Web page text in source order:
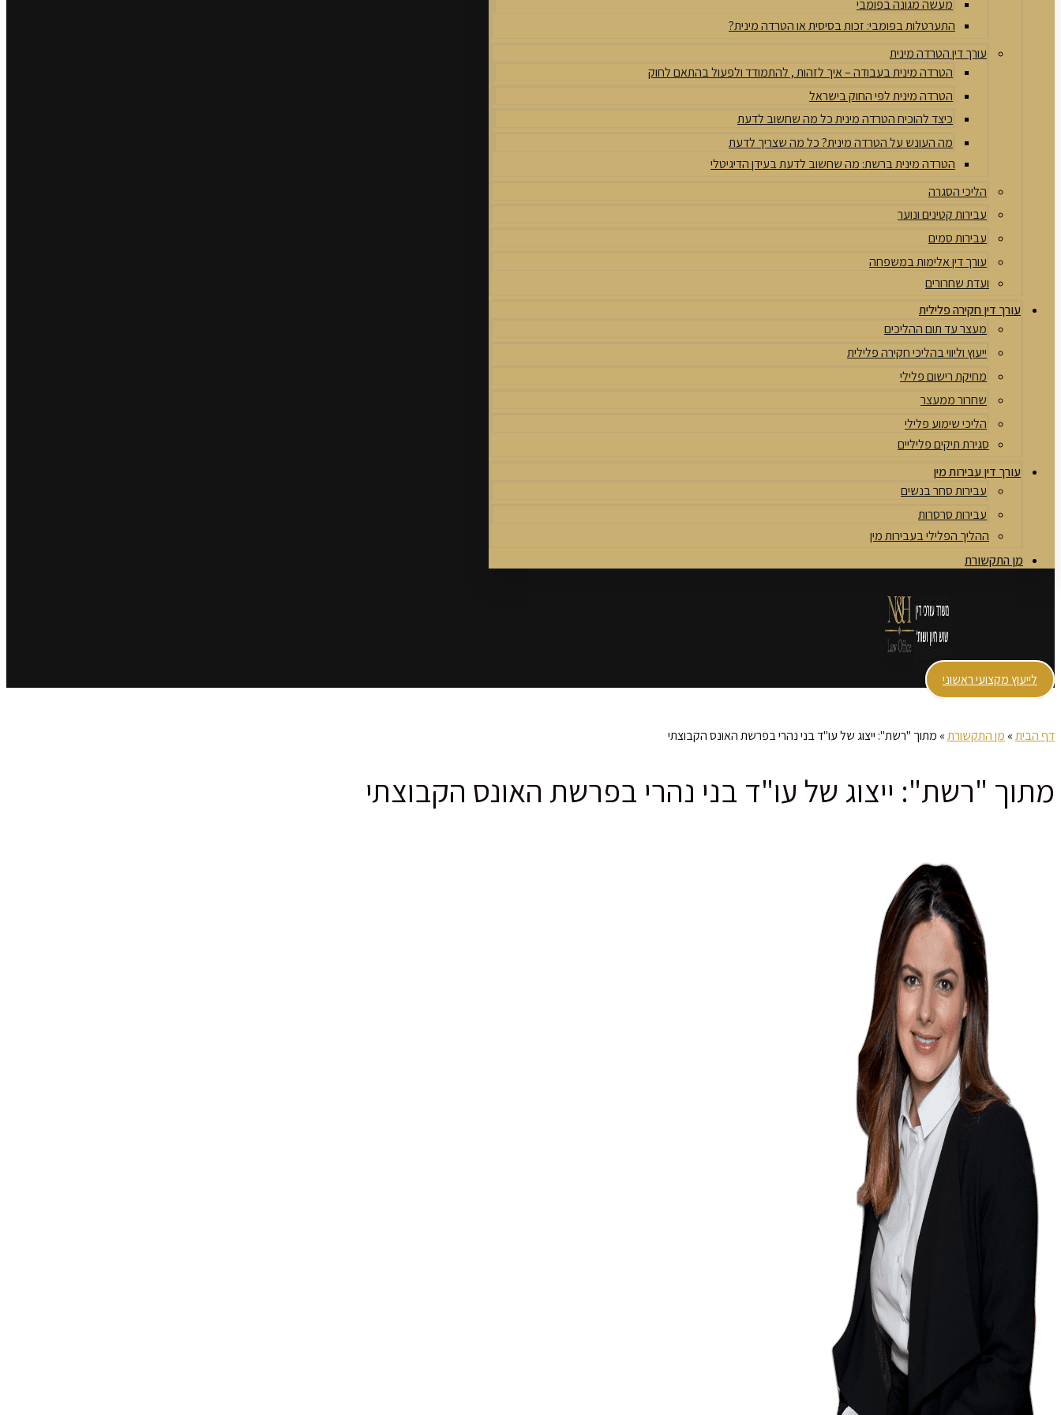
מעשה מגונה בפומבי
התערטלות בפומבי: זכות בסיסית או הטרדה מינית?
עורך דין הטרדה מינית
הטרדה מינית בעבודה – איך לזהות , להתמודד ולפעול בהתאם לחוק
הטרדה מינית לפי החוק בישראל
כיצד להוכיח הטרדה מינית כל מה שחשוב לדעת
מה העונש על הטרדה מינית? כל מה שצריך לדעת
הטרדה מינית ברשת: מה שחשוב לדעת בעידן הדיגיטלי
הליכי הסגרה
עבירות קטינים ונוער
עבירות סמים
עורך דין אלימות במשפחה
ועדת שחרורים
עורך דין חקירה פלילית
מעצר עד תום ההליכים
ייעוץ וליווי בהליכי חקירה פלילית
מחיקת רישום פלילי
שחרור ממעצר
הליכי שימוע פלילי
סגירת תיקים פליליים
עורך דין עבירות מין
עבירות סחר בנשים
עבירות סרסרות
ההליך הפלילי בעבירות מין
מן התקשורת
לייעוץ מקצועי ראשוני
דף הבית» מן התקשורת» מתוך "רשת": ייצוג של עו"ד בני נהרי בפרשת האונס הקבוצתי
מתוך "רשת": ייצוג של עו"ד בני נהרי בפרשת האונס הקבוצתי